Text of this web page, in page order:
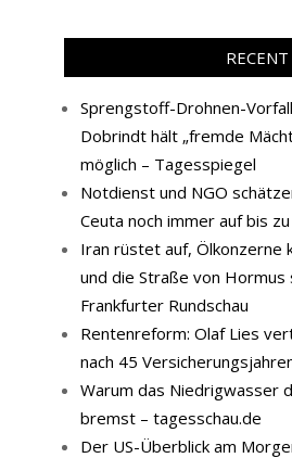
Sprengstoff-Drohnen-
Dobrindt hält „fremde
möglich – Tagesspiegel
Notdienst und NGO
Ceuta noch immer auf bis
Iran rüstet auf, Ölkonzerne
und die Straße von
Frankfurter Rundschau
Rentenreform: Olaf Lies
nach 45
Warum das Niedrigwasser
bremst – tagesschau.de
Der US-Überblick am